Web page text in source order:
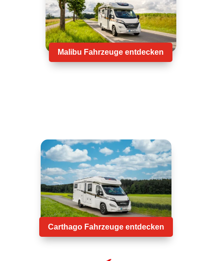
Malibu Fahrzeuge entdecken
Carthago Fahrzeuge entdecken